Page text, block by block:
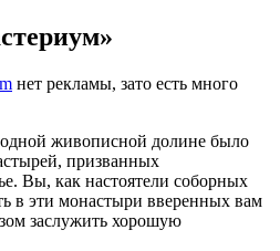
нет рекламы, зато есть много
живописной долине было
призванных
Вы, как настоятели соборных
в эти монастыри вверенных вам
заслужить хорошую